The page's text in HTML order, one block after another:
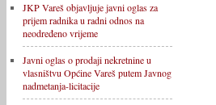
JKP Vareš objavljuje javni oglas za
prijem radnika u radni odnos na
neodređeno vrijeme
Javni oglas o prodaji nekretnine u
vlasništvu Općine Vareš putem Javnog
nadmetanja-licitacije